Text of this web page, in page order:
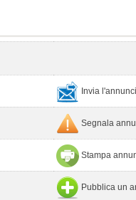
Invia
Segnala
Stampa
Pubblica un